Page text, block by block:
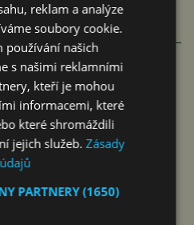
Z BYZNYSU
ČIŽP
reklam a analýze
soubory cookie.
používání našich
s našimi reklamními
kteří je mohou
informacemi, které
které shromáždili
jejich služeb.Zásady
PARTNERY(1650)